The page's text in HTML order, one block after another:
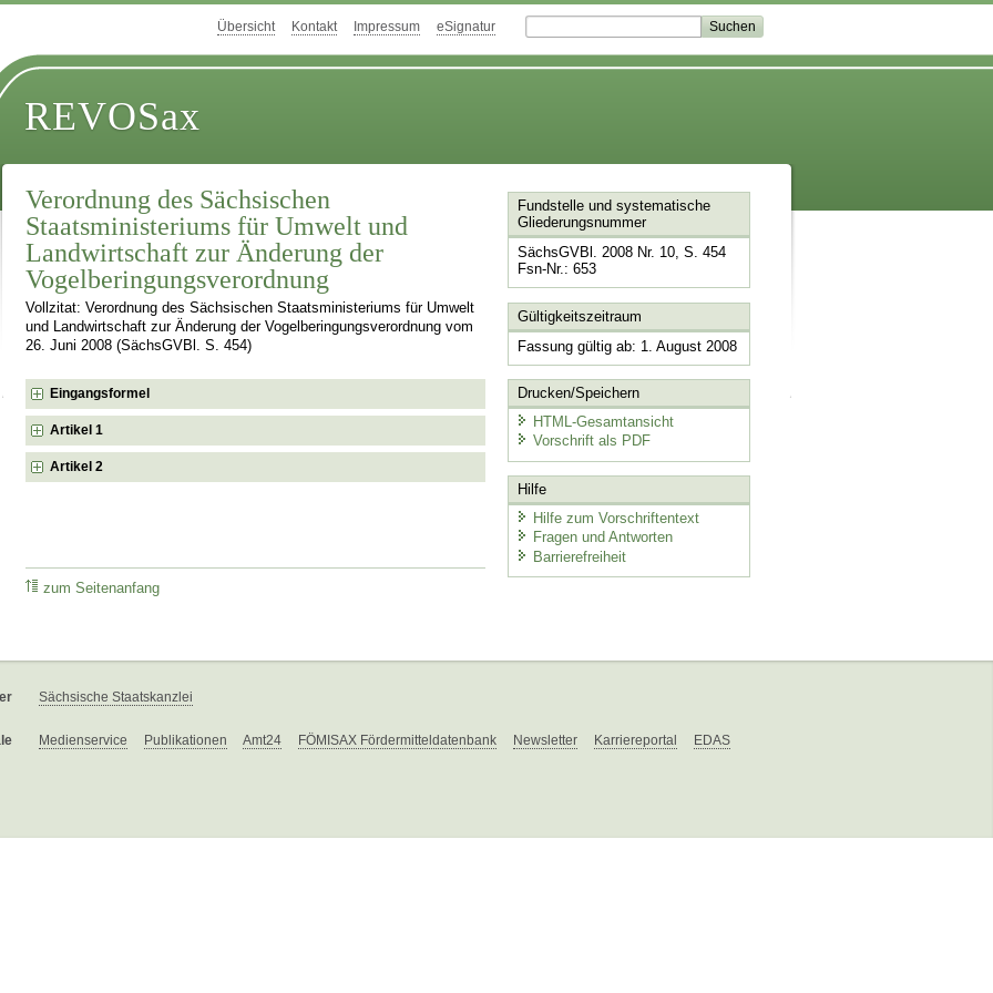
Übersicht Kontakt Impressum eSignatur
REVOSax
Verordnung des Sächsischen
Staatsministeriums für Umwelt und
Landwirtschaft zur Änderung der
Vogelberingungsverordnung
Vollzitat: Verordnung des Sächsischen Staatsministeriums für Umwelt
und Landwirtschaft zur Änderung der Vogelberingungsverordnung vom
26. Juni 2008 (SächsGVBl. S. 454)
Eingangsformel
Artikel 1
Artikel 2
zum Seitenanfang
Fundstelle und systematische
Gliederungsnummer
SächsGVBl. 2008 Nr. 10, S. 454
Fsn-Nr.: 653
Gültigkeitszeitraum
Fassung gültig ab: 1. August 2008
Drucken/Speichern
HTML-Gesamtansicht
Vorschrift als PDF
Hilfe
Hilfe zum Vorschriftentext
Fragen und Antworten
Barrierefreiheit
Sächsische Staatskanzlei
Medienservice Publikationen Amt24 FÖMISAX Fördermitteldatenbank Newsletter Karriereportal EDAS